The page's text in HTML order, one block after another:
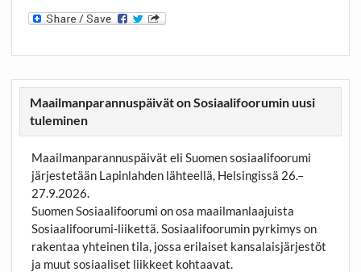
Maailmanparannuspäivät on Sosiaalifoorumin uusi
tuleminen
Maailmanparannuspäivät eli Suomen sosiaalifoorumi
järjestetään Lapinlahden lähteellä, Helsingissä 26.–
27.9.2026.
Suomen Sosiaalifoorumi on osa maailmanlaajuista
Sosiaalifoorumi-liikettä. Sosiaalifoorumin pyrkimys on
rakentaa yhteinen tila, jossa erilaiset kansalaisjärjestöt
ja muut sosiaaliset liikkeet kohtaavat.